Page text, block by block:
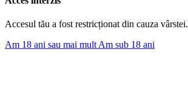
Accesul tău a fost restricționat din cauza vârstei.
Am 18 ani sau mai mult Am sub 18 ani